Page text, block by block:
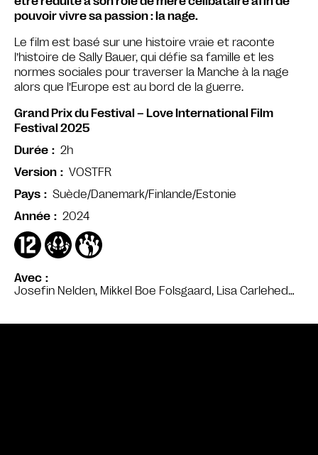
Avec
Josefin Nelden, Mikkel Boe Folsgaard, Lisa Carlehed…
pouvoir vivre sa passion : la nage.
Le film est basé sur une histoire vraie et raconte
l’histoire de Sally Bauer, qui défie sa famille et les
normes sociales pour traverser la Manche à la nage
alors que l’Europe est au bord de la guerre.
Grand Prix du Festival – Love International Film
Festival 2025
Durée
2h
Version
VOSTFR
Pays
Suède/Danemark/Finlande/Estonie
Année
2024